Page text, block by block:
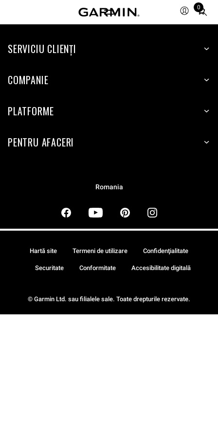
0
Total
items
cart:
SERVICIU CLIENŢI
COMPANIE
PLATFORME
PENTRU AFACERI
Romania
© Garmin Ltd. sau filialele sale. Toate drepturile rezervate.
Hartă site Termeni de utilizare Confidenţialitate
Securitate Conformitate Accesibilitate digitală